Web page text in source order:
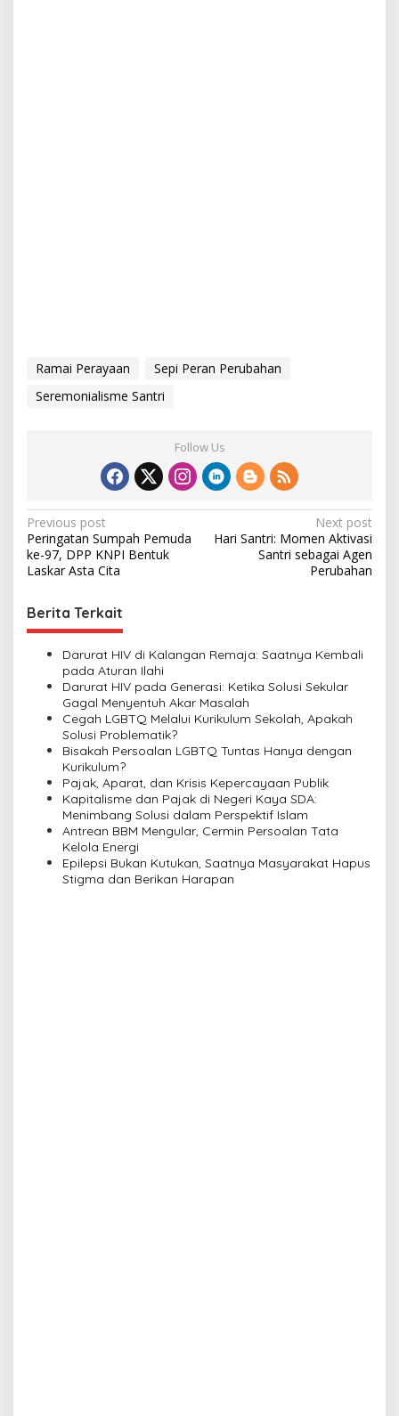
Ramai Perayaan
Sepi Peran Perubahan
Seremonialisme Santri
Follow Us
P
o
s
t
n
Previous post
Peringatan Sumpah Pemuda
ke-97, DPP KNPI Bentuk
Laskar Asta Cita
Next post
Hari Santri: Momen Aktivasi
Santri sebagai Agen
Perubahan
Berita Terkait
Darurat HIV di Kalangan Remaja: Saatnya Kembali
pada Aturan Ilahi
Darurat HIV pada Generasi: Ketika Solusi Sekular
Gagal Menyentuh Akar Masalah
Cegah LGBTQ Melalui Kurikulum Sekolah, Apakah
Solusi Problematik?
Bisakah Persoalan LGBTQ Tuntas Hanya dengan
Kurikulum?
Pajak, Aparat, dan Krisis Kepercayaan Publik
Kapitalisme dan Pajak di Negeri Kaya SDA:
Menimbang Solusi dalam Perspektif Islam
Antrean BBM Mengular, Cermin Persoalan Tata
Kelola Energi
Epilepsi Bukan Kutukan, Saatnya Masyarakat Hapus
Stigma dan Berikan Harapan